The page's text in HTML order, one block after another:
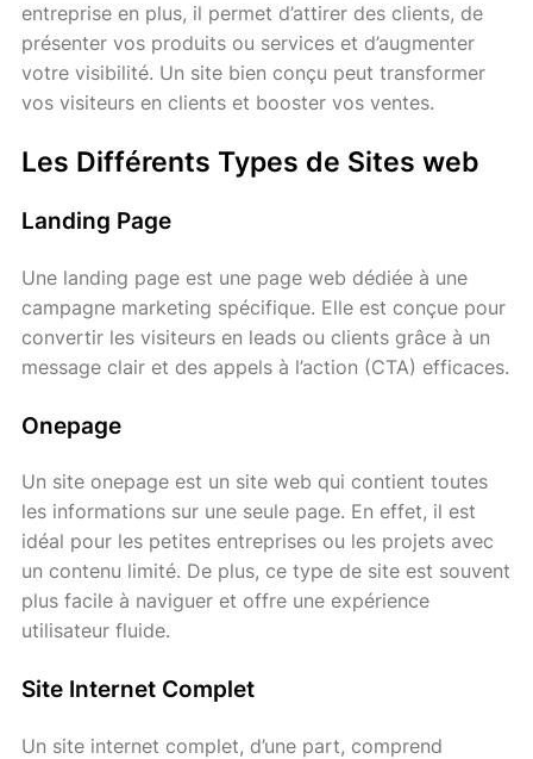
entreprise en plus, il permet d’attirer des clients, de
présenter vos produits ou services et d’augmenter
votre visibilité. Un site bien conçu peut transformer
vos visiteurs en clients et booster vos ventes.
Les Différents Types de Sites web
Landing Page
Une landing page est une page web dédiée à une
campagne marketing spécifique. Elle est conçue pour
convertir les visiteurs en leads ou clients grâce à un
message clair et des appels à l’action (CTA) efficaces.
Onepage
Un site onepage est un site web qui contient toutes
les informations sur une seule page. En effet, il est
idéal pour les petites entreprises ou les projets avec
un contenu limité. De plus, ce type de site est souvent
plus facile à naviguer et offre une expérience
utilisateur fluide.
Site Internet Complet
Un site internet complet, d’une part, comprend